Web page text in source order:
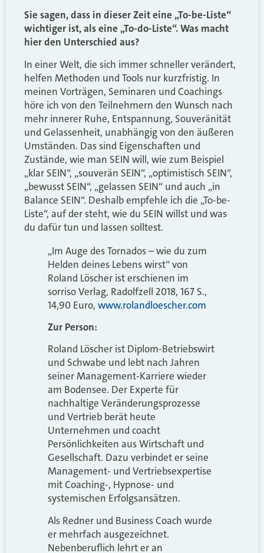
Sie sagen, dass in dieser Zeit eine „To-be-Liste“
wichtiger ist, als eine „To-do-Liste“. Was macht
hier den Unterschied aus?
In einer Welt, die sich immer schneller verändert,
helfen Methoden und Tools nur kurzfristig. In
meinen Vorträgen, Seminaren und Coachings
höre ich von den Teilnehmern den Wunsch nach
mehr innerer Ruhe, Entspannung, Souveränität
und Gelassenheit, unabhängig von den äußeren
Umständen. Das sind Eigenschaften und
Zustände, wie man SEIN will, wie zum Beispiel
„klar SEIN“, „souverän SEIN“, „optimistisch SEIN“,
„bewusst SEIN“, „gelassen SEIN“ und auch „in
Balance SEIN“. Deshalb empfehle ich die „To-be-
Liste“, auf der steht, wie du SEIN willst und was
du dafür tun und lassen solltest.
„Im Auge des Tornados – wie du zum
Helden deines Lebens wirst“ von
Roland Löscher ist erschienen im
sorriso Verlag, Radolfzell 2018, 167 S.,
14,90 Euro, www.rolandloescher.com
Zur Person:
Roland Löscher ist Diplom-Betriebswirt
und Schwabe und lebt nach Jahren
seiner Management-Karriere wieder
am Bodensee. Der Experte für
nachhaltige Veränderungsprozesse
und Vertrieb berät heute
Unternehmen und coacht
Persönlichkeiten aus Wirtschaft und
Gesellschaft. Dazu verbindet er seine
Management- und Vertriebsexpertise
mit Coaching-, Hypnose- und
systemischen Erfolgsansätzen.
Als Redner und Business Coach wurde
er mehrfach ausgezeichnet.
Nebenberuflich lehrt er an